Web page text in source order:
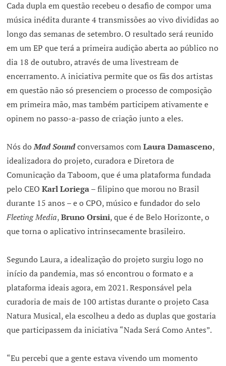
Cada dupla em questão recebeu o desafio de compor uma
música inédita durante 4 transmissões ao vivo divididas ao
longo das semanas de setembro. O resultado será reunido
em um EP que terá a primeira audição aberta ao público no
dia 18 de outubro, através de uma livestream de
encerramento. A iniciativa permite que os fãs dos artistas
em questão não só presenciem o processo de composição
em primeira mão, mas também participem ativamente e
opinem no passo-a-passo de criação junto a eles.
Nós doMad Soundconversamos comLaura Damasceno,
idealizadora do projeto, curadora e Diretora de
Comunicação da Taboom, que é uma plataforma fundada
pelo CEOKarl Loriega– filipino que morou no Brasil
durante 15 anos – e o CPO, músico e fundador do selo
Fleeting Media,Bruno Orsini, que é de Belo Horizonte, o
que torna o aplicativo intrinsecamente brasileiro.
Segundo Laura, a idealização do projeto surgiu logo no
início da pandemia, mas só encontrou o formato e a
plataforma ideais agora, em 2021. Responsável pela
curadoria de mais de 100 artistas durante o projeto Casa
Natura Musical, ela escolheu a dedo as duplas que gostaria
que participassem da iniciativa “Nada Será Como Antes”.
“Eu percebi que a gente estava vivendo um momento